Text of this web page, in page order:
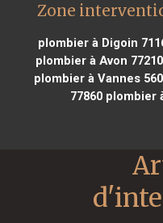
Zone
plombier à Digoin
plombier à Avon 77210
plombier à Vannes
77860plombier